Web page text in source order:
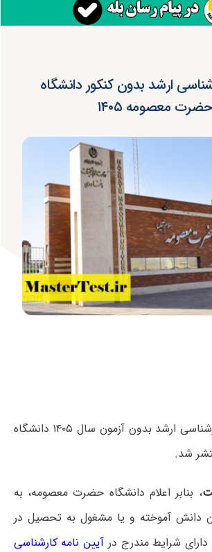
ارشد بدون کنکور دانشگاه
حضرت معصومه ۱۴۰۵
اطلاعیه پذیرش کارشناسی ارشد بدون آزمون سال ۱۴۰۵ دانشگاه
شد.
، بنابر اعلام دانشگاه حضرت معصومه، به
دانش آموخته و یا مشغول به تحصیل در
شرایط مندرج در آیین نامه کارشناسی